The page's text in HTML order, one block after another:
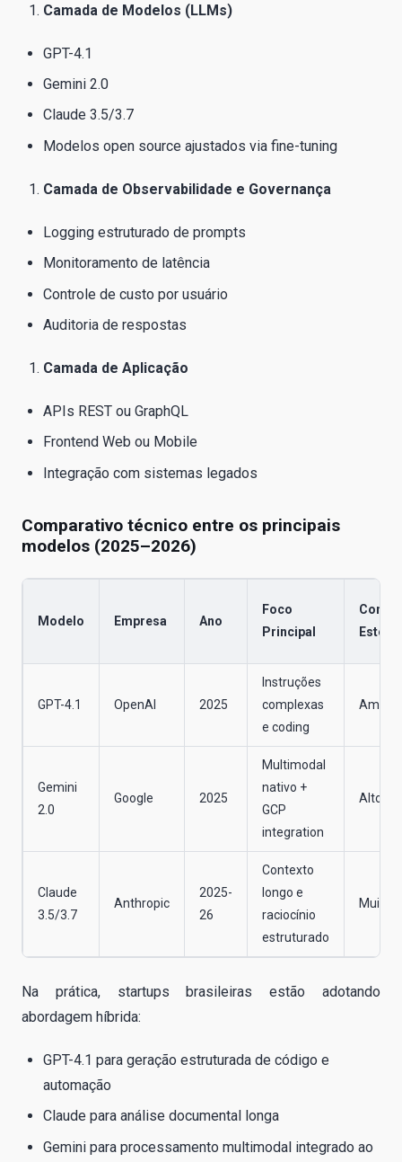
Camada de Modelos (LLMs)
GPT-4.1
Gemini 2.0
Claude 3.5/3.7
Modelos open source ajustados via fine-tuning
Camada de Observabilidade e Governança
Logging estruturado de prompts
Monitoramento de latência
Controle de custo por usuário
Auditoria de respostas
Camada de Aplicação
APIs REST ou GraphQL
Frontend Web ou Mobile
Integração com sistemas legados
Comparativo técnico entre os principais
modelos (2025–2026)
Modelo Empresa Ano
Foco
Principal
GPT-4.1 OpenAI 2025
Instruções
complexas
e coding
Gemini
2.0
Google 2025
Multimodal
nativo +
GCP
integration
Alto
Claude
3.5/3.7
Anthropic
2025-
26
Contexto
longo e
raciocínio
estruturado
Muito
Na prática, startups brasileiras estão adotando
abordagem híbrida:
GPT-4.1 para geração estruturada de código e
automação
Claude para análise documental longa
Gemini para processamento multimodal integrado ao